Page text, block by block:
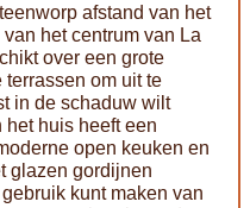
afstand van het
het centrum van La
over een grote
om uit te
in de schaduw wilt
huis heeft een
open keuken en
glazen gordijnen
kunt maken van